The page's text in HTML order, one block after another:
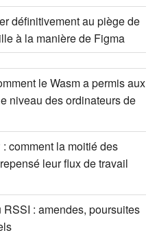
définitivement au piège de
à la manière de Figma
le Wasm a permis aux
niveau des ordinateurs de
: comment la moitié des
leur flux de travail
: amendes, poursuites